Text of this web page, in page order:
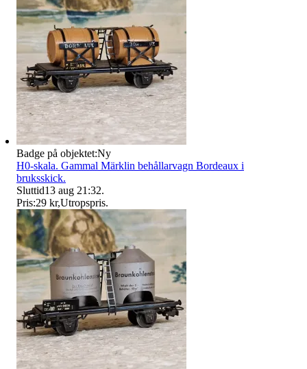
Badge på objektet:Ny
H0-skala. Gammal Märklin behållarvagn Bordeaux i
bruksskick.
Sluttid13 aug 21:32.
Pris:29 kr,Utropspris.